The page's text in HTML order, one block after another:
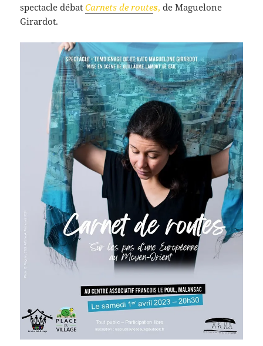
spectacle débat Carnets de routes, de Maguelone
Girardot.